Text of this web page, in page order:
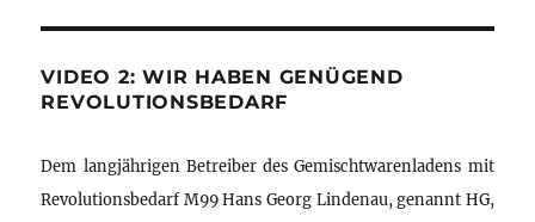
VIDEO 2: WIR HABEN GENÜGEND
REVOLUTIONSBEDARF
Dem langjährigen Betreiber des Gemischtwarenladens mit
Revolutionsbedarf M99 Hans Georg Lindenau, genannt HG,